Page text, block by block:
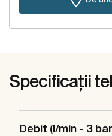
Specificații
Debit (l/min - 3